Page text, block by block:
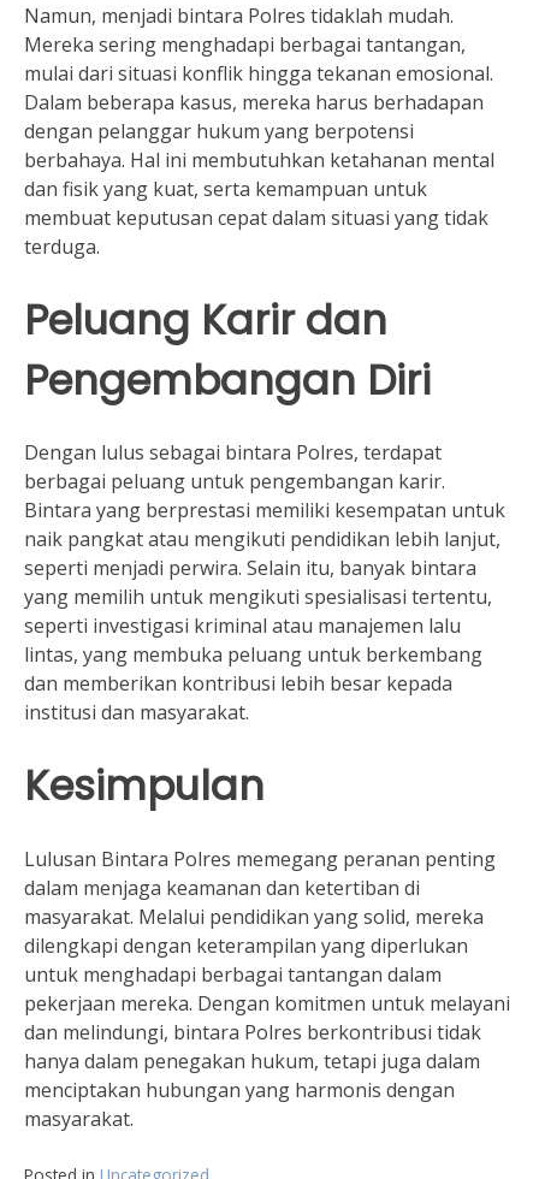
Namun, menjadi bintara Polres tidaklah mudah.
Mereka sering menghadapi berbagai tantangan,
mulai dari situasi konflik hingga tekanan emosional.
Dalam beberapa kasus, mereka harus berhadapan
dengan pelanggar hukum yang berpotensi
berbahaya. Hal ini membutuhkan ketahanan mental
dan fisik yang kuat, serta kemampuan untuk
membuat keputusan cepat dalam situasi yang tidak
terduga.
Peluang Karir dan
Pengembangan Diri
Dengan lulus sebagai bintara Polres, terdapat
berbagai peluang untuk pengembangan karir.
Bintara yang berprestasi memiliki kesempatan untuk
naik pangkat atau mengikuti pendidikan lebih lanjut,
seperti menjadi perwira. Selain itu, banyak bintara
yang memilih untuk mengikuti spesialisasi tertentu,
seperti investigasi kriminal atau manajemen lalu
lintas, yang membuka peluang untuk berkembang
dan memberikan kontribusi lebih besar kepada
institusi dan masyarakat.
Kesimpulan
Lulusan Bintara Polres memegang peranan penting
dalam menjaga keamanan dan ketertiban di
masyarakat. Melalui pendidikan yang solid, mereka
dilengkapi dengan keterampilan yang diperlukan
untuk menghadapi berbagai tantangan dalam
pekerjaan mereka. Dengan komitmen untuk melayani
dan melindungi, bintara Polres berkontribusi tidak
hanya dalam penegakan hukum, tetapi juga dalam
menciptakan hubungan yang harmonis dengan
masyarakat.